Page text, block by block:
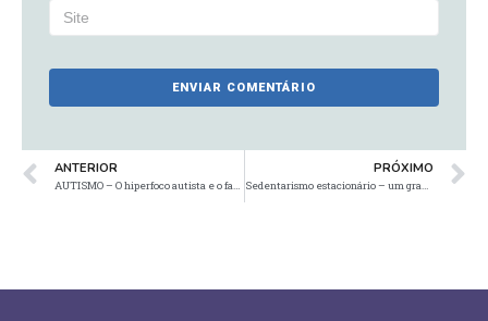
ANTERIOR
AUTISMO – O hiperfoco autista e o fascínio pelo terror
PRÓXIMO
Sedentarismo estacionário – um grande problema de saúde pública!